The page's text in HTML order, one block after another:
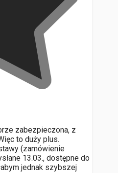
zabezpieczona, z
to duży plus.
(zamówienie
13.03., dostępne do
jednak szybszej